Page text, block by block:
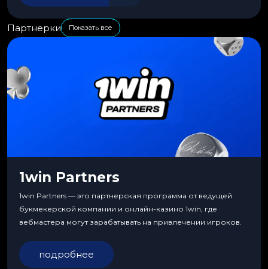
Партнерки Показать все
1win Partners
1win Partners — это партнерская программа от ведущей
букмекерской компании и онлайн-казино 1win, где
вебмастера могут зарабатывать на привлечении игроков.
подробнее